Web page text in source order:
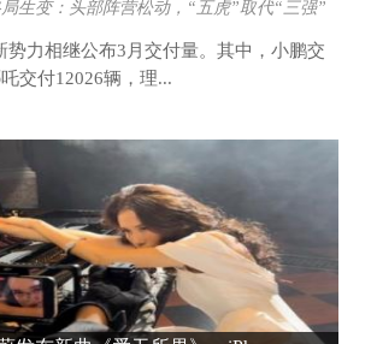
力格局生变：头部阵营松动，“
势力相继公布3月交付量。其中，小鹏交
交付12026辆，理...